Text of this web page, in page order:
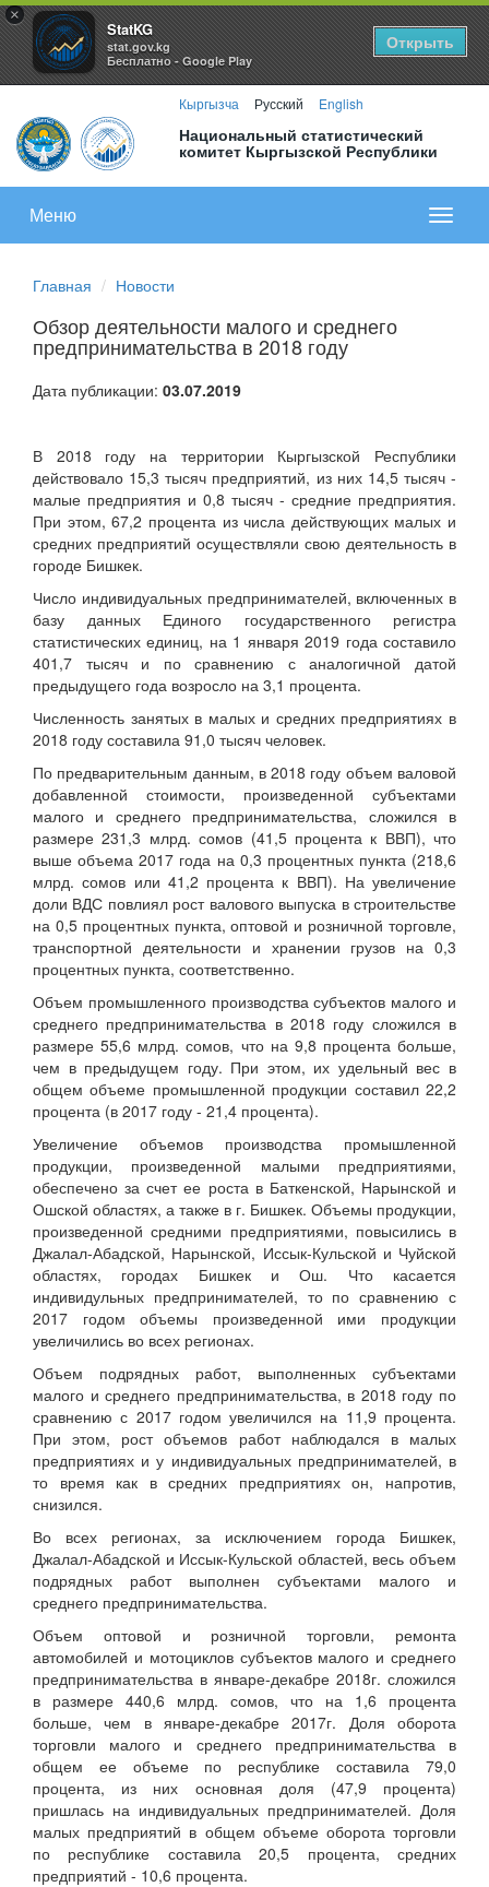
×
StatKG
stat.gov.kg
Бесплатно - Google Play
Открыть
Кыргызча Русский English
Национальный статистический
комитет Кыргызской Республики
меню
Меню
Главная Новости
Обзор деятельности малого и среднего
предпринимательства в 2018 году
Дата публикации: 03.07.2019
В 2018 году на территории Кыргызской Республики
действовало 15,3 тысяч предприятий, из них 14,5 тысяч -
малые предприятия и 0,8 тысяч - средние предприятия.
При этом, 67,2 процента из числа действующих малых и
средних предприятий осуществляли свою деятельность в
городе Бишкек.
Число индивидуальных предпринимателей, включенных в
базу данных Единого государственного регистра
статистических единиц, на 1 января 2019 года составило
401,7 тысяч и по сравнению с аналогичной датой
предыдущего года возросло на 3,1 процента.
Численность занятых в малых и средних предприятиях в
2018 году составила 91,0 тысяч человек.
По предварительным данным, в 2018 году объем валовой
добавленной стоимости, произведенной субъектами
малого и среднего предпринимательства, сложился в
размере 231,3 млрд. сомов (41,5 процента к ВВП), что
выше объема 2017 года на 0,3 процентных пункта (218,6
млрд. сомов или 41,2 процента к ВВП). На увеличение
доли ВДС повлиял рост валового выпуска в строительстве
на 0,5 процентных пункта, оптовой и розничной торговле,
транспортной деятельности и хранении грузов на 0,3
процентных пункта, соответственно.
Объем промышленного производства субъектов малого и
среднего предпринимательства в 2018 году сложился в
размере 55,6 млрд. сомов, что на 9,8 процента больше,
чем в предыдущем году. При этом, их удельный вес в
общем объеме промышленной продукции составил 22,2
процента (в 2017 году - 21,4 процента).
Увеличение объемов производства промышленной
продукции, произведенной малыми предприятиями,
обеспечено за счет ее роста в Баткенской, Нарынской и
Ошской областях, а также в г. Бишкек. Объемы продукции,
произведенной средними предприятиями, повысились в
Джалал-Абадской, Нарынской, Иссык-Кульской и Чуйской
областях, городах Бишкек и Ош. Что касается
индивидульных предпринимателей, то по сравнению с
2017 годом объемы произведенной ими продукции
увеличились во всех регионах.
Объем подрядных работ, выполненных субъектами
малого и среднего предпринимательства, в 2018 году по
сравнению с 2017 годом увеличился на 11,9 процента.
При этом, рост объемов работ наблюдался в малых
предприятиях и у индивидуальных предпринимателей, в
то время как в средних предприятиях он, напротив,
снизился.
Во всех регионах, за исключением города Бишкек,
Джалал-Абадской и Иссык-Кульской областей, весь объем
подрядных работ выполнен субъектами малого и
среднего предпринимательства.
Объем оптовой и розничной торговли, ремонта
автомобилей и мотоциклов субъектов малого и среднего
предпринимательства в январе-декабре 2018г. сложился
в размере 440,6 млрд. сомов, что на 1,6 процента
больше, чем в январе-декабре 2017г. Доля оборота
торговли малого и среднего предпринимательства в
общем ее объеме по республике составила 79,0
процента, из них основная доля (47,9 процента)
пришлась на индивидуальных предпринимателей. Доля
малых предприятий в общем объеме оборота торговли
по республике составила 20,5 процента, средних
предприятий - 10,6 процента.